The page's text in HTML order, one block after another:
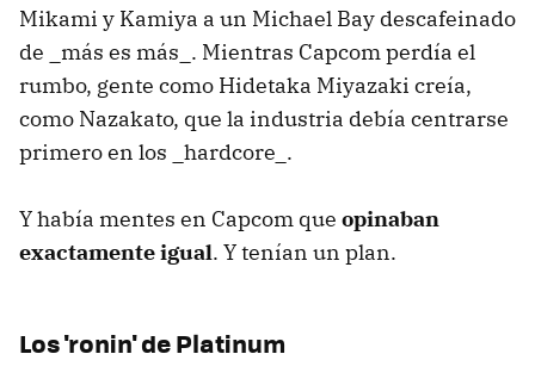
Mikami y Kamiya a un Michael Bay descafeinado
de _más es más_. Mientras Capcom perdía el
rumbo, gente como Hidetaka Miyazaki creía,
como Nazakato, que la industria debía centrarse
primero en los _hardcore_.
Y había mentes en Capcom que opinaban
exactamente igual. Y tenían un plan.
Los 'ronin' de Platinum